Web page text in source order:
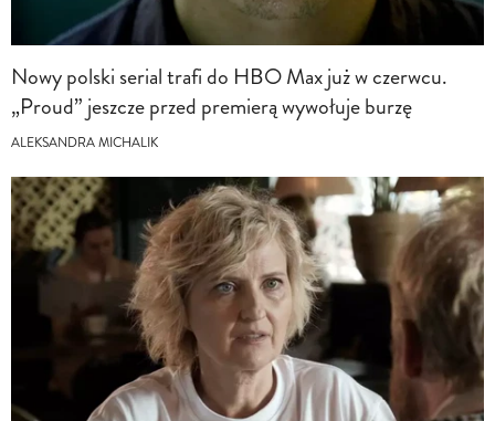
Nowy polski serial trafi do HBO Max już w czerwcu.
„Proud” jeszcze przed premierą wywołuje burzę
ALEKSANDRA MICHALIK